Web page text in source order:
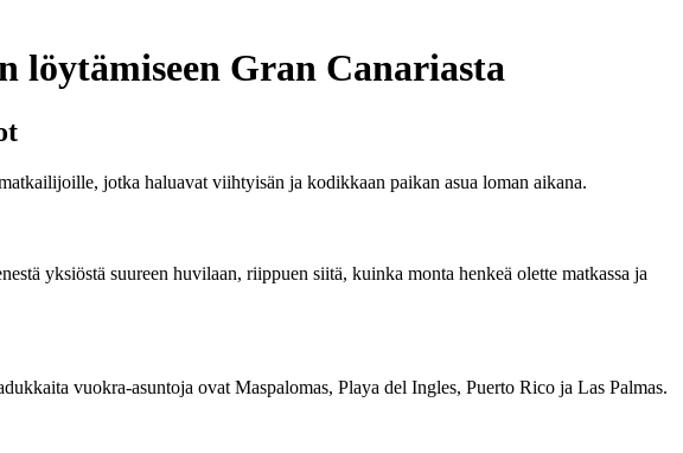
Gran Canariasta
jotka haluavat viihtyisän ja kodikkaan paikan asua loman aikana.
yksiöstä suureen huvilaan, riippuen siitä, kuinka monta henkeä olette matkassa ja
vuokra-asuntoja ovat Maspalomas, Playa del Ingles, Puerto Rico ja Las Palmas.